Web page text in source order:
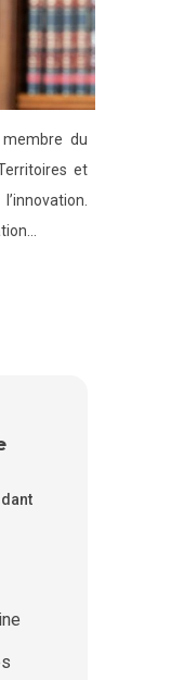
membre du
et